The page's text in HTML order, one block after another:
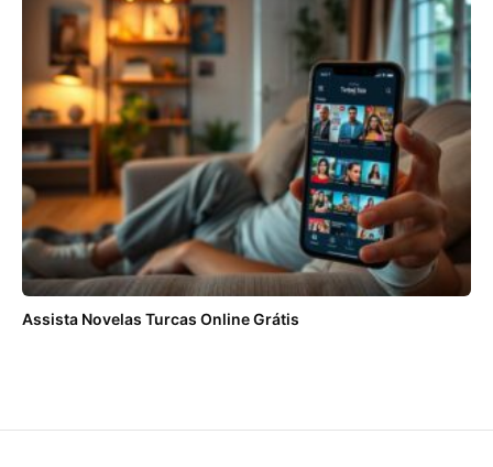
Assista Novelas Turcas Online Grátis